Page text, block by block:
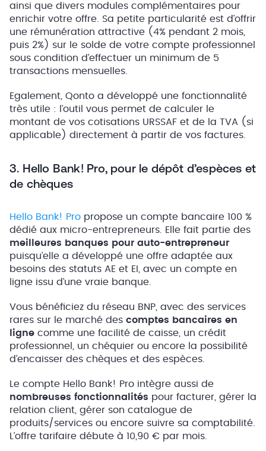
ainsi que divers modules complémentaires pour
enrichir votre offre. Sa petite particularité est d’offrir
une rémunération attractive (4% pendant 2 mois,
puis 2%) sur le solde de votre compte professionnel
sous condition d’effectuer un minimum de 5
transactions mensuelles.
Egalement, Qonto a développé une fonctionnalité
très utile : l’outil vous permet de calculer le
montant de vos cotisations URSSAF et de la TVA (si
applicable) directement à partir de vos factures.
3. Hello Bank! Pro, pour le dépôt d’espèces et
de chèques
Hello Bank! Pro propose un compte bancaire 100 %
dédié aux micro-entrepreneurs. Elle fait partie des
meilleures banques pour auto-entrepreneur
puisqu’elle a développé une offre adaptée aux
besoins des statuts AE et EI, avec un compte en
ligne issu d’une vraie banque.
Vous bénéficiez du réseau BNP, avec des services
rares sur le marché des comptes bancaires en
ligne comme une facilité de caisse, un crédit
professionnel, un chéquier ou encore la possibilité
d’encaisser des chèques et des espèces.
Le compte Hello Bank! Pro intègre aussi de
nombreuses fonctionnalités pour facturer, gérer la
relation client, gérer son catalogue de
produits/services ou encore suivre sa comptabilité.
L’offre tarifaire débute à 10,90 € par mois.